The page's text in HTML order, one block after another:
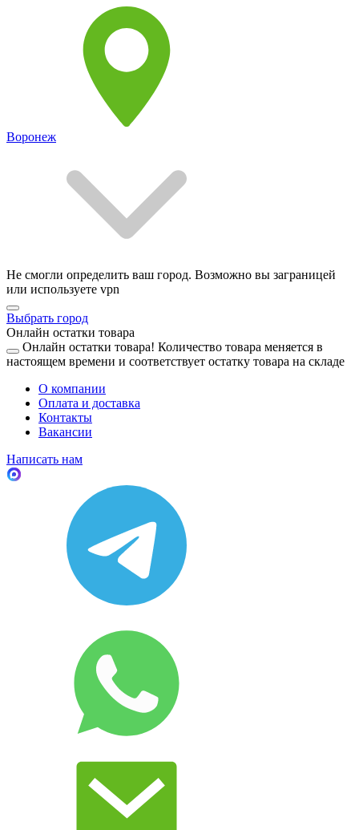
Воронеж
Не смогли определить ваш город. Возможно вы заграницей
или используете vpn
Выбрать город
Онлайн остатки товара
Онлайн остатки товара! Количество товара меняется в
настоящем времени и соответствует остатку товара на складе
О компании
Оплата и доставка
Контакты
Вакансии
Написать нам